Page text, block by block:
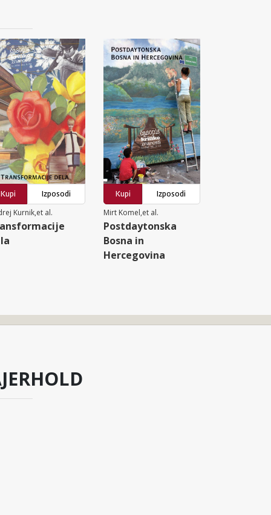
Kupi
Izposodi
Kurnik,et al.
Kupi
Izposodi
Mirt Komel,et al.
Postdaytonska
Bosna in
Hercegovina